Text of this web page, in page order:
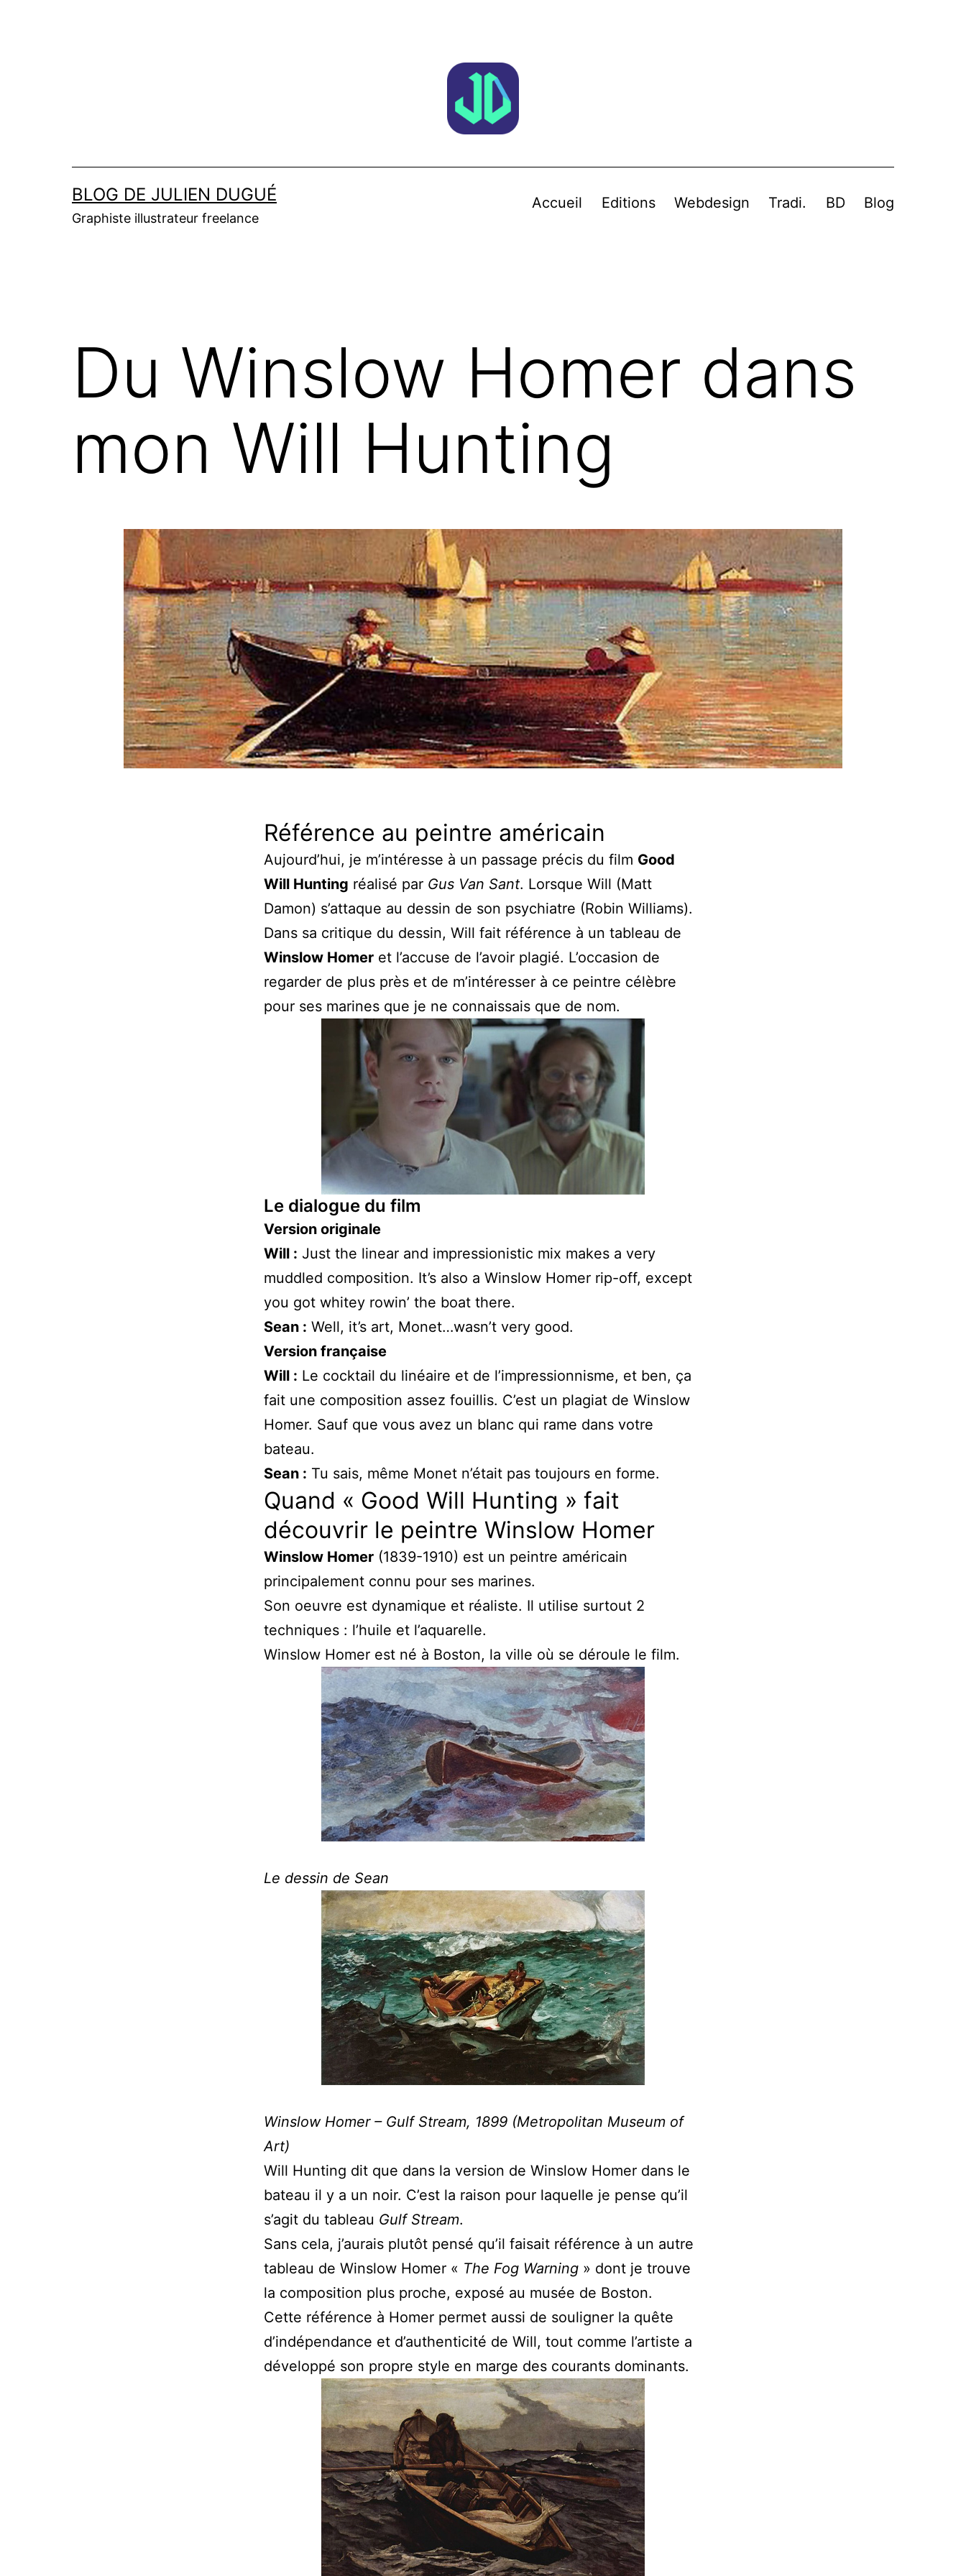
BLOG DE JULIEN DUGUÉ
Graphiste illustrateur freelance
Accueil Editions Webdesign Tradi. BD Blog
Du Winslow Homer dans
mon Will Hunting
Référence au peintre américain
Aujourd’hui, je m’intéresse à un passage précis du film Good
Will Hunting réalisé par Gus Van Sant. Lorsque Will (Matt
Damon) s’attaque au dessin de son psychiatre (Robin Williams).
Dans sa critique du dessin, Will fait référence à un tableau de
Winslow Homer et l’accuse de l’avoir plagié. L’occasion de
regarder de plus près et de m’intéresser à ce peintre célèbre
pour ses marines que je ne connaissais que de nom.
Le dialogue du film
Version originale
Will : Just the linear and impressionistic mix makes a very
muddled composition. It’s also a Winslow Homer rip-off, except
you got whitey rowin’ the boat there.
Sean : Well, it’s art, Monet…wasn’t very good.
Version française
Will : Le cocktail du linéaire et de l’impressionnisme, et ben, ça
fait une composition assez fouillis. C’est un plagiat de Winslow
Homer. Sauf que vous avez un blanc qui rame dans votre
bateau.
Sean : Tu sais, même Monet n’était pas toujours en forme.
Quand « Good Will Hunting » fait
découvrir le peintre Winslow Homer
Winslow Homer (1839-1910) est un peintre américain
principalement connu pour ses marines.
Son oeuvre est dynamique et réaliste. Il utilise surtout 2
techniques : l’huile et l’aquarelle.
Winslow Homer est né à Boston, la ville où se déroule le film.
Le dessin de Sean
Winslow Homer – Gulf Stream, 1899 (Metropolitan Museum of
Art)
Will Hunting dit que dans la version de Winslow Homer dans le
bateau il y a un noir. C’est la raison pour laquelle je pense qu’il
s’agit du tableau Gulf Stream.
Sans cela, j’aurais plutôt pensé qu’il faisait référence à un autre
tableau de Winslow Homer « The Fog Warning » dont je trouve
la composition plus proche, exposé au musée de Boston.
Cette référence à Homer permet aussi de souligner la quête
d’indépendance et d’authenticité de Will, tout comme l’artiste a
développé son propre style en marge des courants dominants.